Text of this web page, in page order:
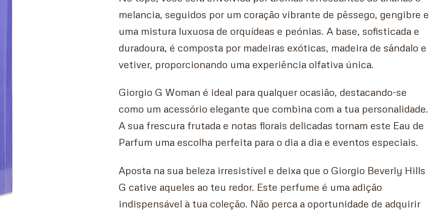
melancia, seguidos por um coração vibrante de pêssego, gengibre e
uma mistura luxuosa de orquídeas e peónias. A base, sofisticada e
duradoura, é composta por madeiras exóticas, madeira de sândalo e
vetiver, proporcionando uma experiência olfativa única.
Giorgio G Woman é ideal para qualquer ocasião, destacando-se
como um acessório elegante que combina com a tua personalidade.
A sua frescura frutada e notas florais delicadas tornam este Eau de
Parfum uma escolha perfeita para o dia a dia e eventos especiais.
Aposta na sua beleza irresistível e deixa que o Giorgio Beverly Hills
G cative aqueles ao teu redor. Este perfume é uma adição
indispensável à tua coleção. Não perca a oportunidade de adquirir